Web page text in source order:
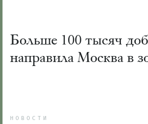
Больше 100 тысяч
направила Москва в
НОВОСТИ